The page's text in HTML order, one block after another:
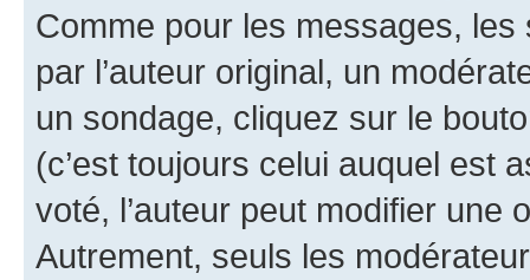
Comme pour les messages,
par l’auteur original, un
un sondage, cliquez sur le
(c’est toujours celui auquel est
voté, l’auteur peut modifier une
Autrement, seuls les